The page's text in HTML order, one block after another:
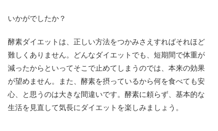
いかがでしたか？
酵素ダイエットは、正しい方法をつかみさえすればそれほど
難しくありません。どんなダイエットでも、短期間で体重が
減ったからといってそこで止めてしまうのでは、本来の効果
が望めません。また、酵素を摂っているから何を食べても安
心、と思うのは大きな間違いです。酵素に頼らず、基本的な
生活を見直して気長にダイエットを楽しみましょう。